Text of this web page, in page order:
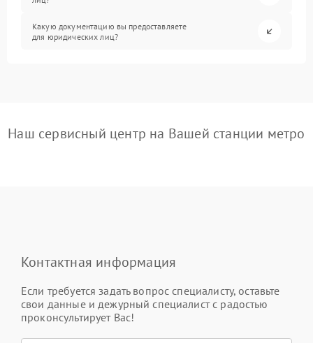
Какую документацию вы предоставляете
для юридических лиц?
Наш сервисный центр на Вашей станции метро
Контактная информация
Если требуется задать вопрос специалисту, оставьте
свои данные и дежурный специалист с радостью
проконсультирует Вас!